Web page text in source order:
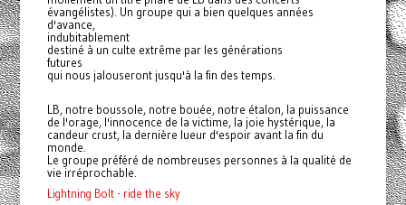
évangélistes). Un groupe qui a bien quelques années
d'avance,
indubitablement
destiné à un culte extrême par les générations
futures
qui nous jalouseront jusqu'à la fin des temps.
LB, notre boussole, notre bouée, notre étalon, la puissance
de l'orage, l'innocence de la victime, la joie hystérique, la
candeur crust, la dernière lueur d'espoir avant la fin du
monde.
Le groupe préféré de nombreuses personnes à la qualité de
vie irréprochable.
Lightning Bolt - ride the sky